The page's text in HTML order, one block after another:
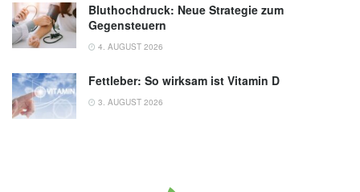
Bluthochdruck: Neue Strategie zum
Gegensteuern
4. AUGUST 2026
Fettleber: So wirksam ist Vitamin D
3. AUGUST 2026